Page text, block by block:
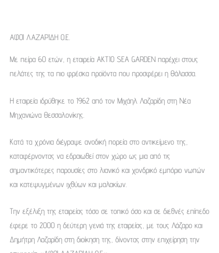
ΑΦΟΙ ΛΑΖΑΡΙΔΗ Ο.Ε.
Με πείρα 60 ετών, η εταιρεία AKTIO SEA GARDEN παρέχει στους
πελάτες της τα πιο φρέσκα προϊόντα που προσφέρει η Θάλασσα.
Η εταιρεία ιδρύθηκε το 1962 από τον Μιχάηλ Λαζαρίδη στη Νέα
Μηχανιώνα Θεσσαλονίκης.
Κατά τα χρόνια διέγραψε ανοδική πορεία στο αντικείμενο της,
καταφέρνοντας να εδραιωθεί στον χώρο ως μια από τις
σημαντικότερες παρουσίες στο λιανικό και χονδρικό εμπόριο νωπών
και κατεψυγμένων ιχθύων και μαλακίων.
Την εξέλιξη της εταιρείας τόσο σε τοπικό όσο και σε διεθνές επίπεδο
έφερε το 2000 η δεύτερη γενιά της εταιρείας, με τους Λάζαρο και
Δημήτρη Λαζαρίδη στη διοίκηση της, δίνοντας στην επιχείρηση την